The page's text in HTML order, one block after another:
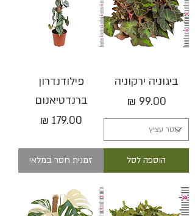
ביגוניה ירקוניה
מחיר
הוספה לסל
פילודנדרון
ברנדטיאנום
מחיר
זמנית חסר במלאי